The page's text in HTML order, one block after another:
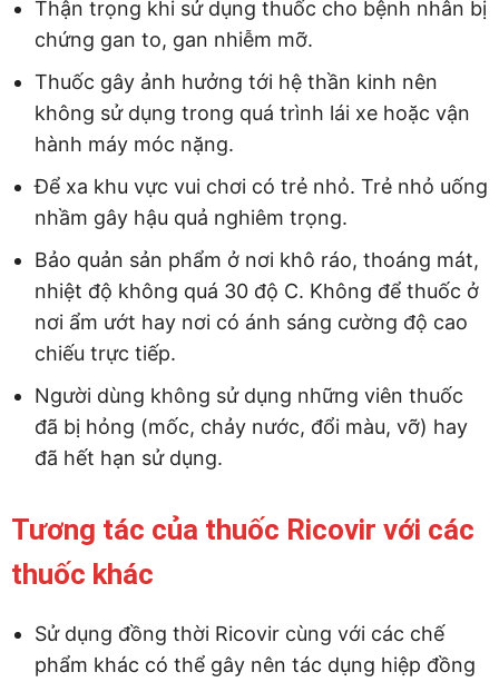
Thận trọng khi sử dụng thuốc cho bệnh nhân bị
chứng gan to, gan nhiễm mỡ.
Thuốc gây ảnh hưởng tới hệ thần kinh nên
không sử dụng trong quá trình lái xe hoặc vận
hành máy móc nặng.
Để xa khu vực vui chơi có trẻ nhỏ. Trẻ nhỏ uống
nhầm gây hậu quả nghiêm trọng.
Bảo quản sản phẩm ở nơi khô ráo, thoáng mát,
nhiệt độ không quá 30 độ C. Không để thuốc ở
nơi ẩm ướt hay nơi có ánh sáng cường độ cao
chiếu trực tiếp.
Người dùng không sử dụng những viên thuốc
đã bị hỏng (mốc, chảy nước, đổi màu, vỡ) hay
đã hết hạn sử dụng.
Tương tác của thuốc Ricovir với các
thuốc khác
Sử dụng đồng thời Ricovir cùng với các chế
phẩm khác có thể gây nên tác dụng hiệp đồng